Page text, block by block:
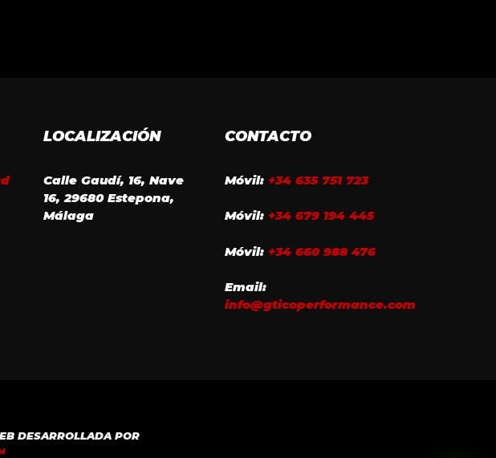
LOCALIZACIÓN
Calle Gaudí, 16, Nave
16, 29680 Estepona,
Málaga
CONTACTO
Móvil: +34 635 751 723
Móvil: +34 679 194 445
Móvil: +34 660 988 476
Email:
info@gticoperformance.com
DESARROLLADA POR